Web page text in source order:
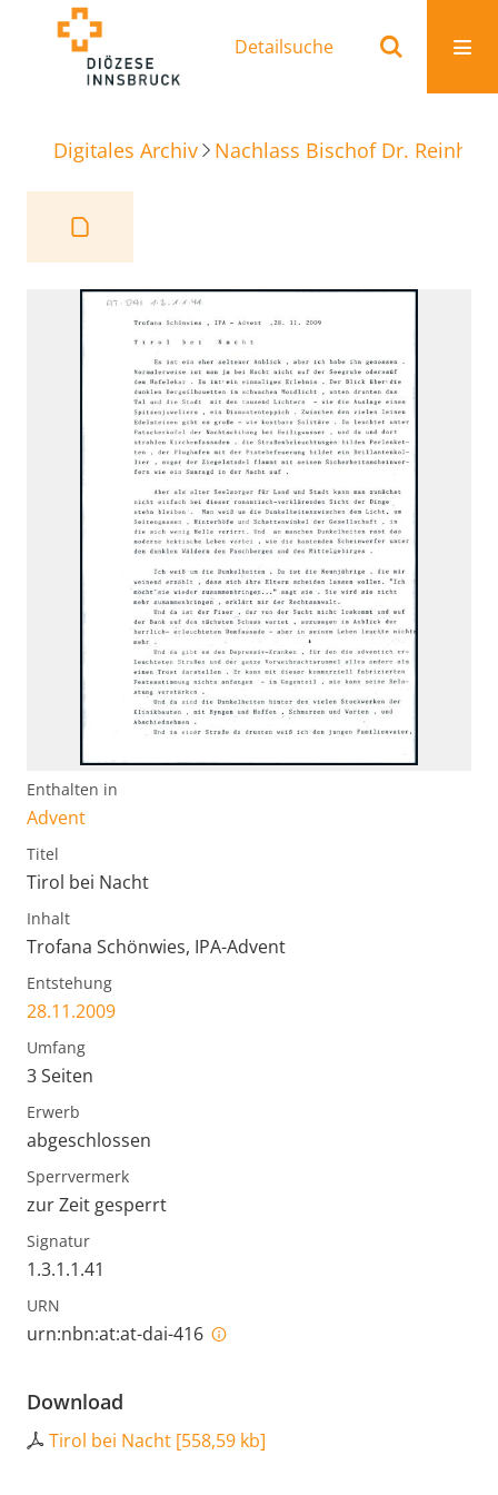
Detailsuche
Digitales Archiv Nachlass Bischof Dr.
Enthalten in
Advent
Titel
Tirol bei Nacht
Inhalt
Trofana Schönwies, IPA-Advent
Entstehung
28.11.2009
Umfang
3 Seiten
Erwerb
abgeschlossen
Sperrvermerk
zur Zeit gesperrt
Signatur
1.3.1.1.41
URN
urn:nbn:at:at-dai-416
Download
Tirol bei Nacht [558,59 kb]